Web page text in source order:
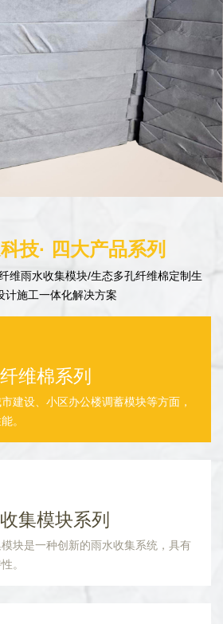
技· 四大产品系列
维雨水收集模块/生态多孔纤维棉定制生
计施工一体化解决方案
维棉系列
建设、小区办公楼调蓄模块等方面，
。
集模块系列
块是一种创新的雨水收集系统，具有
。